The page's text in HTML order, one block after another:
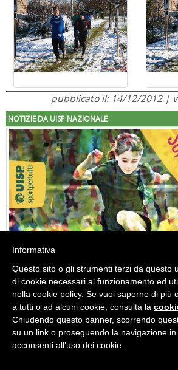
pubblicato il: 14/12/2012 |
NOTIZIE DA UISP NAZIONALE
"Superare gli ostacoli": la relazione di
Facebook Instagram Twitter
Piscina Pastro
Informativa
Questo sito o gli strumenti terzi da questo
di cookie necessari al funzionamento ed
nella cookie policy. Se vuoi saperne di più
a tutti o ad alcuni cookie, consulta la
Chiudendo questo banner, scorrendo
su un link o proseguendo la navigazione in
acconsenti all’uso dei cookie.